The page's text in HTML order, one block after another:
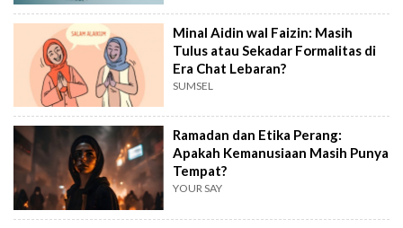
Minal Aidin wal Faizin: Masih
Tulus atau Sekadar Formalitas di
Era Chat Lebaran?
SUMSEL
Ramadan dan Etika Perang:
Apakah Kemanusiaan Masih Punya
Tempat?
YOUR SAY